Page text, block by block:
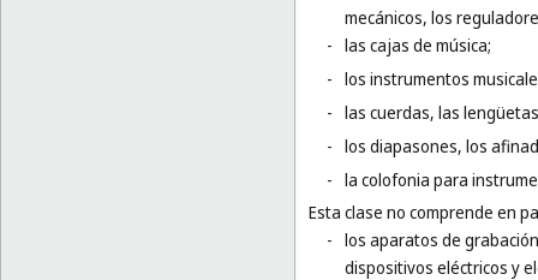
mecánicos, los
- las cajas de música;
- los instrumentos
- las cuerdas, las
- los diapasones, los
- la colofonia para
Esta clase no comprende en
- los aparatos de
dispositivos eléctricos y